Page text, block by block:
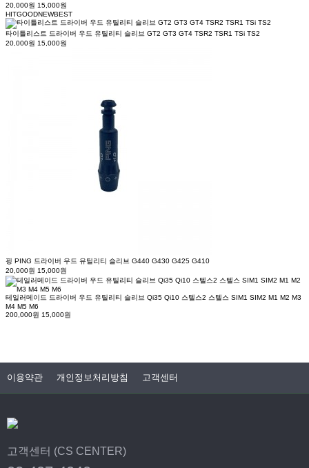
20,000원 15,000원
HITGOODNEWBEST
타이틀리스트 드라이버 우드 유틸리티 슬리브 GT2 GT3 GT4 TSR2 TSR1 TSi TS2
20,000원 15,000원
핑 PING 드라이버 우드 유틸리티 슬리브 G440 G430 G425 G410
20,000원 15,000원
테일러메이드 드라이버 우드 유틸리티 슬리브 Qi35 Qi10 스텔스2 스텔스 SIM1 SIM2 M1 M2 M3
M4 M5 M6
200,000원 15,000원
이용약관 개인정보처리방침 고객센터
고객센터 (CS CENTER)